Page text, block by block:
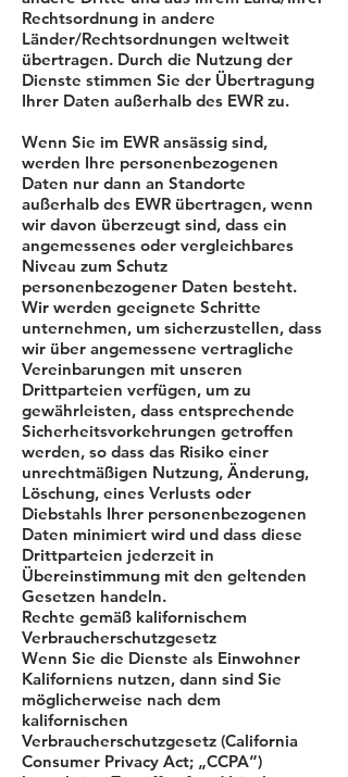
Rechtsordnung in andere
Länder/Rechtsordnungen weltweit
übertragen. Durch die Nutzung der
Dienste stimmen Sie der Übertragung
Ihrer Daten außerhalb des EWR zu.
Wenn Sie im EWR ansässig sind,
werden Ihre personenbezogenen
Daten nur dann an Standorte
außerhalb des EWR übertragen, wenn
wir davon überzeugt sind, dass ein
angemessenes oder vergleichbares
Niveau zum Schutz
personenbezogener Daten besteht.
Wir werden geeignete Schritte
unternehmen, um sicherzustellen, dass
wir über angemessene vertragliche
Vereinbarungen mit unseren
Drittparteien verfügen, um zu
gewährleisten, dass entsprechende
Sicherheitsvorkehrungen getroffen
werden, so dass das Risiko einer
unrechtmäßigen Nutzung, Änderung,
Löschung, eines Verlusts oder
Diebstahls Ihrer personenbezogenen
Daten minimiert wird und dass diese
Drittparteien jederzeit in
Übereinstimmung mit den geltenden
Gesetzen handeln.
Rechte gemäß kalifornischem
Verbraucherschutzgesetz
Wenn Sie die Dienste als Einwohner
Kaliforniens nutzen, dann sind Sie
möglicherweise nach dem
kalifornischen
Verbraucherschutzgesetz (California
Consumer Privacy Act; „CCPA“)